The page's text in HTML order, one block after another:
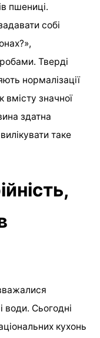
пшениці.
собі
Тверді
нормалізації
значної
здатна
таке
Сьогодні
кухонь